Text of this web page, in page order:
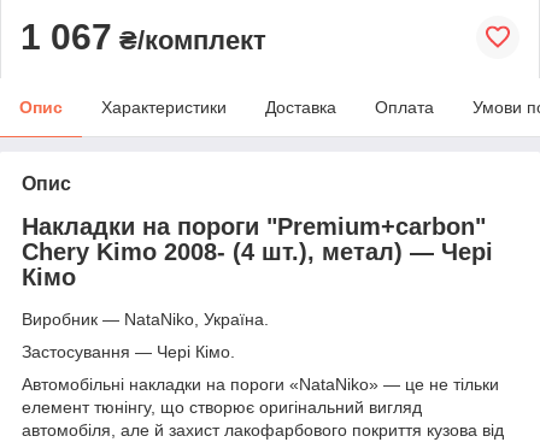
1 067 ₴/комплект
Опис Характеристики Доставка Оплата Умови
Опис
Накладки на пороги "Premium+carbon"
Chery Kimo 2008- (4 шт.), метал) — Чері
Кімо
Виробник — NataNiko, Україна.
Застосування — Чері Кімо.
Автомобільні накладки на пороги «NataNiko» — це не тільки
елемент тюнінгу, що створює оригінальний вигляд
автомобіля, але й захист лакофарбового покриття кузова від